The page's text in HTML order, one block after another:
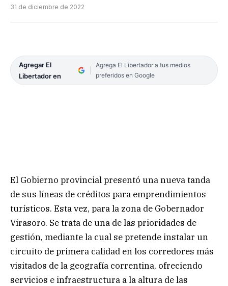
31 de diciembre de 2022
Agregar El
Libertador en
Agrega El Libertador a tus medios
preferidos en Google
El Gobierno provincial presentó una nueva tanda
de sus líneas de créditos para emprendimientos
turísticos. Esta vez, para la zona de Gobernador
Virasoro. Se trata de una de las prioridades de
gestión, mediante la cual se pretende instalar un
circuito de primera calidad en los corredores más
visitados de la geografía correntina, ofreciendo
servicios e infraestructura a la altura de las